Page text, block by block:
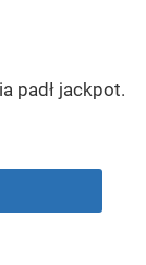
padł jackpot.